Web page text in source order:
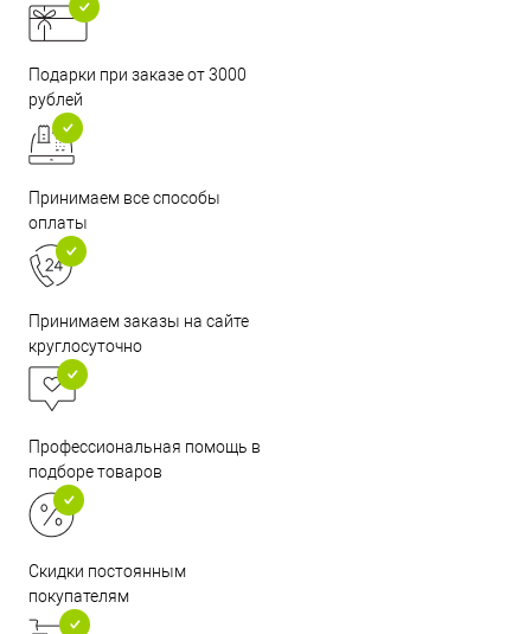
Подарки при заказе от 3000
рублей
Принимаем все способы
оплаты
Принимаем заказы на сайте
круглосуточно
Профессиональная помощь в
подборе товаров
Скидки постоянным
покупателям